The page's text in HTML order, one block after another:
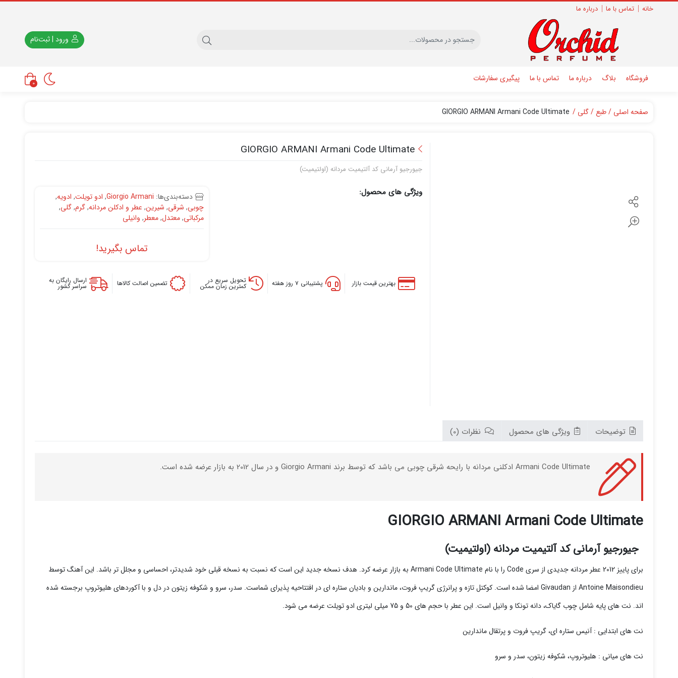
خانه تماس با ما درباره ما
ورود | ثبت‌نام
فروشگاه بلاگ درباره ما تماس با ما پیگیری سفارشات 0
صفحه اصلی طبع گلی GIORGIO ARMANI Armani Code Ultimate
GIORGIO ARMANI Armani Code Ultimate
جیورجیو آرمانی کد آلتیمیت مردانه (اولتیمیت)
ویژگی های محصول: دسته‌بندی‌ها: Giorgio Armani
, ادو تویلت, ادویه,
چوبی, شرقی, شیرین, عطر و ادکلن مردانه,گرم,گلی,
مرکباتی,معتدل,معطر, وانیلی
تماس بگیرید!
بهترین قیمت بازار پشتیبانی ۷ روز هفته تحویل سریع در
کمترین زمان ممکن تضمین اصالت کالاها ارسال رایگان به
سراسر کشور
توضیحات ویژگی های محصول نظرات (0)
Armani Code Ultimate ادکلنی مردانه با رایحه شرقی چوبی می باشد که توسط برند Giorgio Armani و در سال 2012 به بازار عرضه شده است.
GIORGIO ARMANI Armani Code Ultimate
جیورجیو آرمانی کد آلتیمیت مردانه (اولتیمیت)
برای پاییز 2012 عطر مردانه جدیدی از سری Code را با نام Armani Code Ultimate به بازار عرضه کرد. هدف نسخه جدید این است که نسبت به نسخه قبلی خود شدیدتر، احساسی و مجلل تر باشد. این آهنگ توسط
Antoine Maisondieu از Givaudan امضا شده است. کوکتل تازه و پرانرژی گریپ فروت، ماندارین و بادیان ستاره ای در افتتاحیه پذیرای شماست. سدر، سرو و شکوفه زیتون در دل و با آکوردهای هلیوتروپ برجسته شده
اند. نت های پایه شامل چوب گایاک، دانه تونکا و وانیل است. این عطر با حجم های 50 و 75 میلی لیتری ادو تویلت عرضه می شود.
نت های ابتدایی : آنیس ستاره ای، گریپ فروت و پرتقال ماندارین
نت های میانی : هلیوتروپ، شکوفه زیتون، سدر و سرو